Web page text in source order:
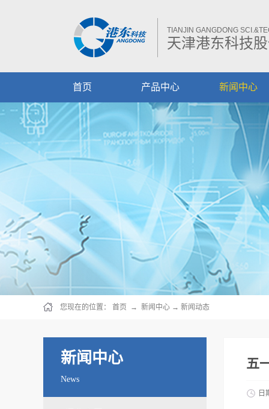
TIANJIN GANGDONG
天津港东科技
首页 产品中心 新闻中心
您现在的位置： 首页 → 新闻中心 → 新闻动态
新闻中心
News
五
日